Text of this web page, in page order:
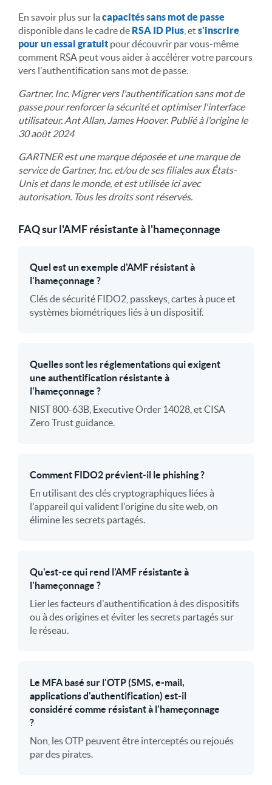
En savoir plus sur la capacités sans mot de passe
disponible dans le cadre de RSA ID Plus , ets'inscrire
pour un essai gratuit pour découvrir par vous-même
comment RSA peut vous aider à accélérer votre parcours
vers l'authentification sans mot de passe.
Gartner, Inc. Migrer vers l'authentification sans mot de
passe pour renforcer la sécurité et optimiser l'interface
utilisateur. Ant Allan, James Hoover. Publié à l'origine le
30 août 2024
GARTNER est une marque déposée et une marque de
service de Gartner, Inc. et/ou de ses filiales aux États-
Unis et dans le monde, et est utilisée ici avec
autorisation. Tous les droits sont réservés.
FAQ sur l'AMF résistante à l'hameçonnage
Quel est un exemple d'AMF résistant à
l'hameçonnage ?
Clés de sécurité FIDO2, passkeys, cartes à puce et
systèmes biométriques liés à un dispositif.
Quelles sont les réglementations qui exigent
une authentification résistante à
l'hameçonnage ?
NIST 800-63B, Executive Order 14028, et CISA
Zero Trust guidance.
Comment FIDO2 prévient-il le phishing ?
En utilisant des clés cryptographiques liées à
l'appareil qui valident l'origine du site web, on
élimine les secrets partagés.
Qu'est-ce qui rend l'AMF résistante à
l'hameçonnage ?
Lier les facteurs d'authentification à des dispositifs
ou à des origines et éviter les secrets partagés sur
le réseau.
Le MFA basé sur l'OTP (SMS, e-mail,
applications d'authentification) est-il
considéré comme résistant à l'hameçonnage
?
Non, les OTP peuvent être interceptés ou rejoués
par des pirates.